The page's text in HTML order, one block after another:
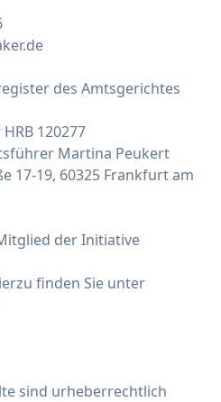
des Amtsgerichtes
120277
Martina Peukert
17-19, 60325 Frankfurt am
der Initiative
finden Sie unter
sind urheberrechtlich